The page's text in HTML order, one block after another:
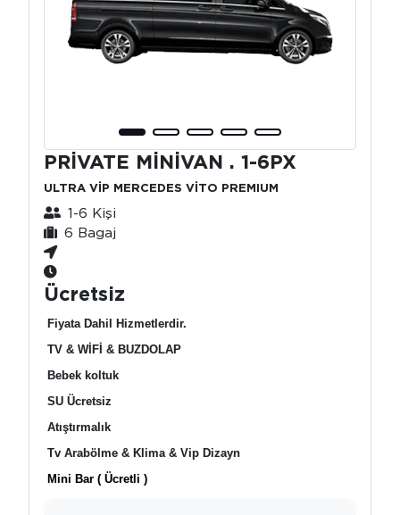
PRİVATE MİNİVAN . 1-6PX
ULTRA VİP MERCEDES VİTO PREMIUM
1-6 Kişi
6 Bagaj
Ücretsiz
Fiyata Dahil Hizmetlerdir.
TV & WİFİ & BUZDOLAP
Bebek koltuk
SU Ücretsiz
Atıştırmalık
Tv Arabölme & Klima & Vip Dizayn
Mini Bar ( Ücretli )